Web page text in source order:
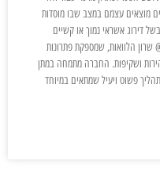
מוצאים עצמם במצב שבו מוסדות
דירוג אשראי נמוך או קשיים
שרון הלוואות, שמספקת פתרונות
ושקיפות. החברה מתמחה במתן
פשוט ויעיל שמתאים במיוחד